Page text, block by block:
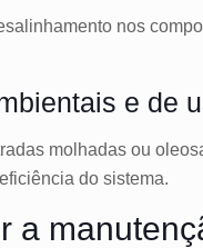
nos
e de
molhadas ou
do sistema.
a